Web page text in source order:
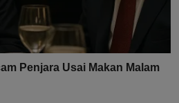
Penjara Usai Makan Malam